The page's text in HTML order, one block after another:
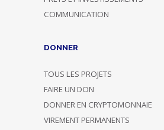
COMMUNICATION
DONNER
TOUS LES PROJETS
FAIRE UN DON
DONNER EN CRYPTOMONNAIE
VIREMENT PERMANENTS